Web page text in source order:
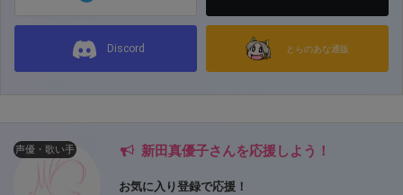
Discord とらのあな通販
声優・歌い手 新田真優子さんを応援しよう！
お気に入り登録で応援！